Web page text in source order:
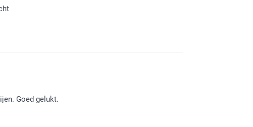
de onderzetters. Veel plezier er van!
Goed gelukt.